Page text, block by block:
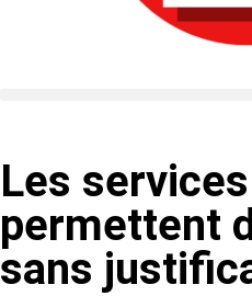
Les
permettent
sans